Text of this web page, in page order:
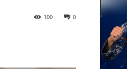
0
100